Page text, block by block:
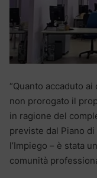
“Quanto accaduto
non prorogato il
in ragione del
previste dal Piano
l’Impiego – è stata
comunità